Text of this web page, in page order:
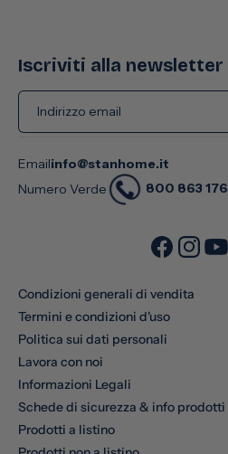
Iscriviti alla newsletter
Indirizzo email
Emailinfo@stanhome.it
Numero Verde
800 863 176
Condizioni generali di vendita
Termini e condizioni d'uso
Politica sui dati personali
Lavora con noi
Informazioni Legali
Schede di sicurezza & info prodotti
Prodotti a listino